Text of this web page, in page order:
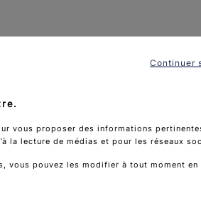
Édition 2024
vous proposer des informations
la lecture de médias et pour les réseaux
vous pouvez les modifier à tout moment en
Continuer